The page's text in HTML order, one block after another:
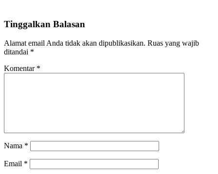
Tinggalkan Balasan
Alamat email Anda tidak akan dipublikasikan. Ruas yang wajib
ditandai *
Komentar *
Nama *
Email *